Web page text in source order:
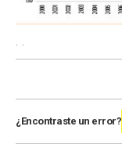
. .
¿Encontraste un error?